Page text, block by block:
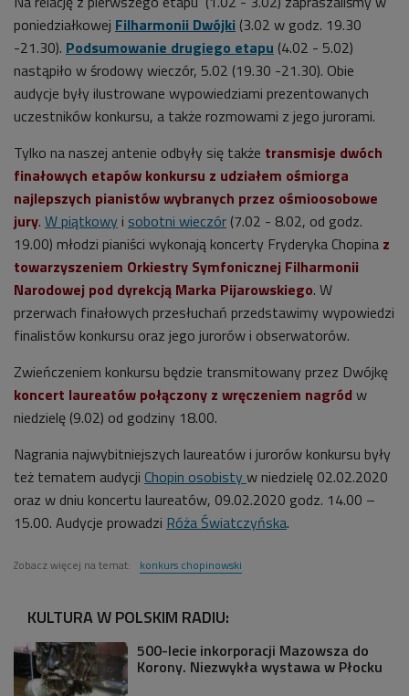
poniedziałkowej Filharmonii Dwójki (3.02 w godz. 19.30
-21.30). Podsumowanie drugiego etapu (4.02 - 5.02)
nastąpiło w środowy wieczór, 5.02 (19.30 -21.30). Obie
audycje były ilustrowane wypowiedziami prezentowanych
uczestników konkursu, a także rozmowami z jego jurorami.
Tylko na naszej antenie odbyły się także transmisje dwóch
finałowych etapów konkursu z udziałem ośmiorga
najlepszych pianistów wybranych przez ośmioosobowe
jury. W piątkowy i sobotni wieczór (7.02 - 8.02, od godz.
19.00) młodzi pianiści wykonają koncerty Fryderyka Chopina z
towarzyszeniem Orkiestry Symfonicznej Filharmonii
Narodowej pod dyrekcją Marka Pijarowskiego. W
przerwach finałowych przesłuchań przedstawimy wypowiedzi
finalistów konkursu oraz jego jurorów i obserwatorów.
Zwieńczeniem konkursu będzie transmitowany przez Dwójkę
koncert laureatów połączony z wręczeniem nagród w
niedzielę (9.02) od godziny 18.00.
Nagrania najwybitniejszych laureatów i jurorów konkursu były
też tematem audycji Chopin osobistyw niedzielę 02.02.2020
oraz w dniu koncertu laureatów, 09.02.2020 godz. 14.00 –
15.00. Audycje prowadzi Róża Światczyńska.
Zobacz więcej na temat: konkurs chopinowski
KULTURA W POLSKIM RADIU:
500-lecie inkorporacji Mazowsza do
Korony. Niezwykła wystawa w Płocku